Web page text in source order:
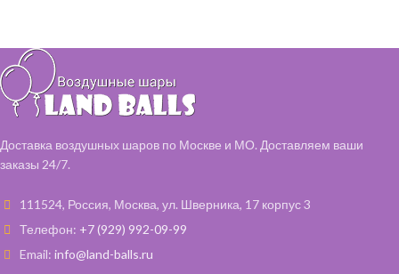
Шар однотонный 35 см – 3 шт
Шар "Горох" 35 см – 2 шт
Фольгированные цифры 99 см -
Доставка воздушных шаров по Москве и МО. Доставляем ваши
заказы 24/7.
111524, Россия, Москва, ул. Шверника, 17 корпус 3
Телефон: +7 (929) 992-09-99
Email: info@land-balls.ru